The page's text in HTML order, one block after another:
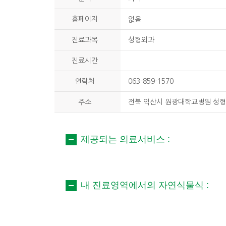
홈페이지 없음
진료과목 성형외과
진료시간
연락처 063-859-1570
주소 전북 익산시 원광대학교병원 성
제공되는 의료서비스 :
내 진료영역에서의 자연식물식 :